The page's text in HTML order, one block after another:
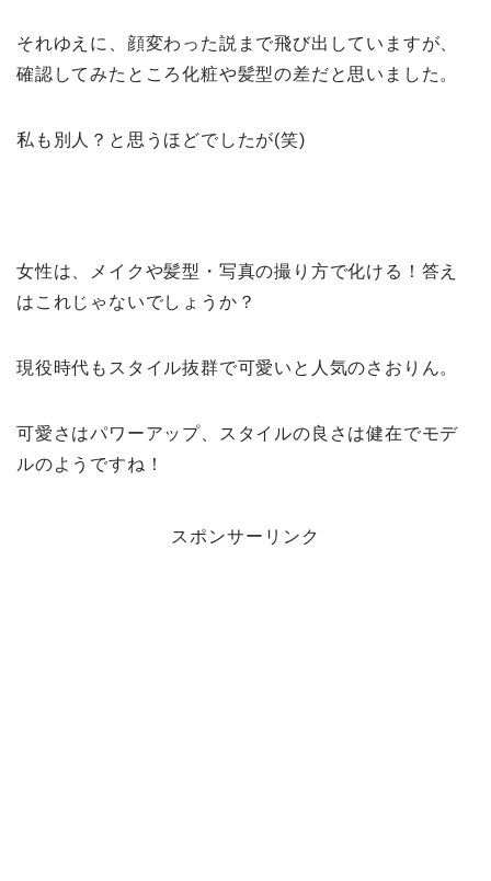
それゆえに、顔変わった説まで飛び出していますが、
確認してみたところ化粧や髪型の差だと思いました。
私も別人？と思うほどでしたが(笑)
女性は、メイクや髪型・写真の撮り方で化ける！答え
はこれじゃないでしょうか？
現役時代もスタイル抜群で可愛いと人気のさおりん。
可愛さはパワーアップ、スタイルの良さは健在でモデ
ルのようですね！
スポンサーリンク